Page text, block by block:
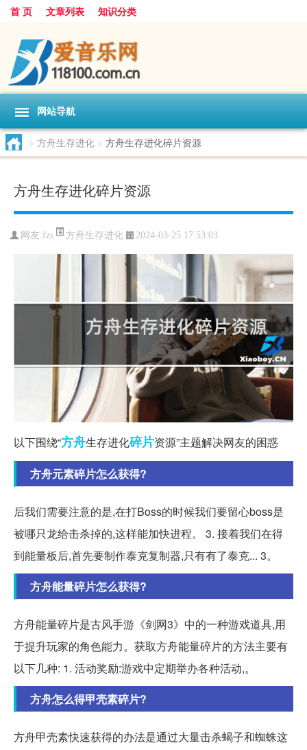
首 页 文章列表 知识分类
网站导航
> 方舟生存进化 > 方舟生存进化碎片资源
方舟生存进化碎片资源
网友:fzs 方舟生存进化 2024-03-25 17:53:03
以下围绕“方舟生存进化碎片资源”主题解决网友的困惑
方舟元素碎片怎么获得?
后我们需要注意的是,在打Boss的时候我们要留心boss是
被哪只龙给击杀掉的,这样能加快进程。 3. 接着我们在得
到能量板后,首先要制作泰克复制器,只有有了泰克... 3。
方舟能量碎片怎么获得?
方舟能量碎片是古风手游《剑网3》中的一种游戏道具,用
于提升玩家的角色能力。获取方舟能量碎片的方法主要有
以下几种: 1. 活动奖励:游戏中定期举办各种活动,。
方舟怎么得甲壳素碎片?
方舟甲壳素快速获得的办法是通过大量击杀蝎子和蜘蛛这